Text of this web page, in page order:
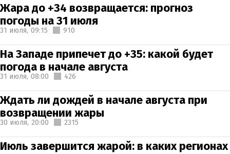
Жара до +34 возвращается: прогноз
погоды на 31 июля
31 июля, 09:15 910
На Западе припечет до +35: какой будет
погода в начале августа
31 июля, 08:00 426
Ждать ли дождей в начале августа при
возвращении жары
30 июля, 20:00 2315
Июль завершится жарой: в каких регионах